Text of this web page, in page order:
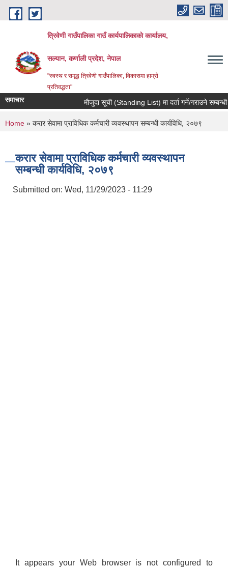
Skip to main content
त्रिवेणी गाउँपालिका गाउँ कार्यपालिकाकाे कार्यालय,
सल्यान, कर्णाली प्रदेश, नेपाल
"स्वस्थ र समृद्ध त्रिवेणी गाउँपालिका, विकासमा हाम्राे
प्रतिवद्धता"
समाचार मौजुदा सूची (Standing List) मा दर्ता गर्ने/गराउने सम्बन्धी
You are here
Home » करार सेवामा प्राविधिक कर्मचारी व्यवस्थापन सम्बन्धी कार्यविधि, २०७९
करार सेवामा प्राविधिक कर्मचारी व्यवस्थापन
सम्बन्धी कार्यविधि, २०७९
Submitted on: Wed, 11/29/2023 - 11:29
It appears your Web browser is not configured to